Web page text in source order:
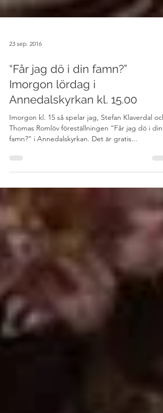
23 sep. 2016
“Får jag dö i din famn?”
Imorgon lördag i
Annedalskyrkan kl. 15.00
Imorgon kl. 15 så spelar jag, Stefan Klaverdal och
famn?” i Annedalskyrkan. Det är gratis...